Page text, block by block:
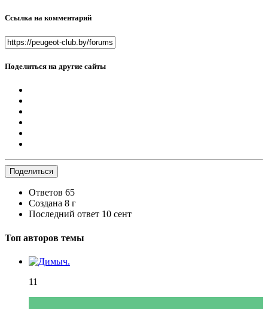
Ссылка на комментарий
Поделиться на другие сайты
Поделиться
Ответов 65
Создана 8 г
Последний ответ 10 сент
Топ авторов темы
11